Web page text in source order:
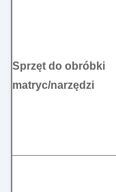
Sprzęt do obróbki
matryc/narzędzi